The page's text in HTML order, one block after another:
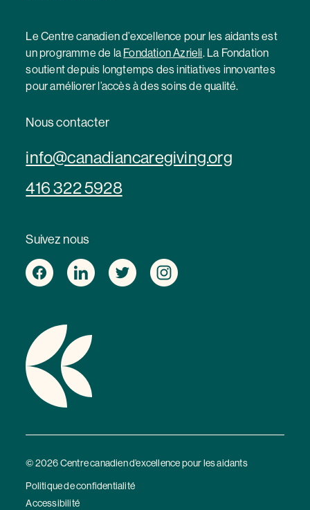
Le Centre canadien d’excellence pour les aidants est
un programme de la Fondation Azrieli. La Fondation
soutient depuis longtemps des initiatives innovantes
pour améliorer l’accès à des soins de qualité.
Nous contacter
info@canadiancaregiving.org
416 322 5928
Suivez nous
© 2026 Centre canadien d’excellence pour les aidants
Politique de confidentialité
Accessibilité